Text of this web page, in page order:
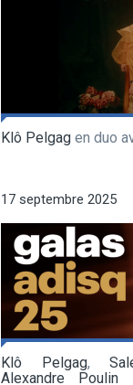
Klô Pelgag en duo
17 septembre 2025
Klô Pelgag,
Alexandre Poulin